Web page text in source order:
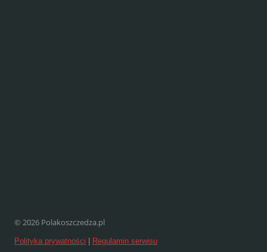
© 2026 Polakoszczedza.pl
Polityka prywatności Regulamin serwisu